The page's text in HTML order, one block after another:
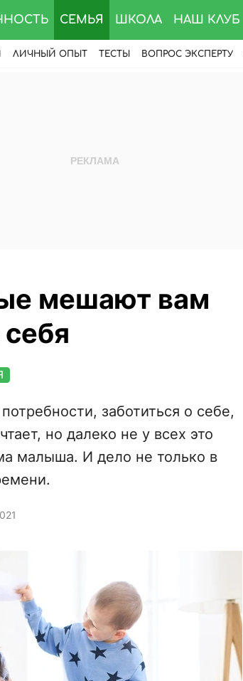
СЕМЬЯ ШКОЛА НАШ КЛУБ
ЛИЧНЫЙ ОПЫТ ТЕСТЫ ВОПРОС ЭКСПЕРТУ
мешают вам
заботиться о себе,
но далеко не у всех это
малыша. И дело не только в